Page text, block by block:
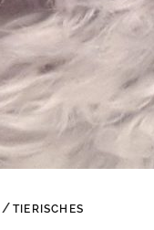
/ TIERISCHES